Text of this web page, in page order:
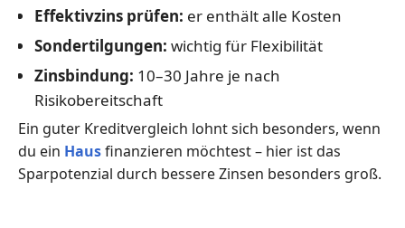
Effektivzins prüfen: er enthält alle Kosten
Sondertilgungen: wichtig für Flexibilität
Zinsbindung: 10–30 Jahre je nach
Risikobereitschaft
Ein guter Kreditvergleich lohnt sich besonders, wenn
du ein Hausfinanzieren möchtest – hier ist das
Sparpotenzial durch bessere Zinsen besonders groß.